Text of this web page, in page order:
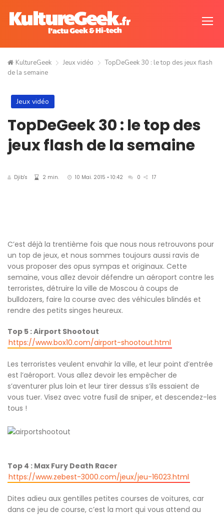
KultureGeek Jeux vidéo
TopDeGeek 30 : le top des jeux flash
de la semaine
Jeux vidéo
TopDeGeek 30 : le top des
jeux flash de la semaine
Djib's 2 min. 10 Mai. 2015 • 10:42 0 17
C’est déjà la trentième fois que nous nous retrouvons pour
un top de jeux, et nous sommes toujours aussi ravis de
vous proposer des opus sympas et originaux. Cette
semaine, vous allez devoir défendre un aéroport contre les
terroristes, détruire la ville de Moscou à coups de
bulldozers, faire la course avec des véhicules blindés et
rendre des petits singes heureux.
Top 5 : Airport Shootout
https://www.box10.com/airport-shootout.html
Les terroristes veulent envahir la ville, et leur point d’entrée
est l’aéroport. Vous allez devoir les empêcher de
s’aventurer plus loin et leur tirer dessus s’ils essaient de
vous tuer. Visez avec votre fusil de sniper, et descendez-les
tous !
Top 4 : Max Fury Death Racer
https://www.zebest-3000.com/jeux/jeu-16023.html
Dites adieu aux gentilles petites courses de voitures, car
dans ce jeu de course, c’est la mort qui vous attend au